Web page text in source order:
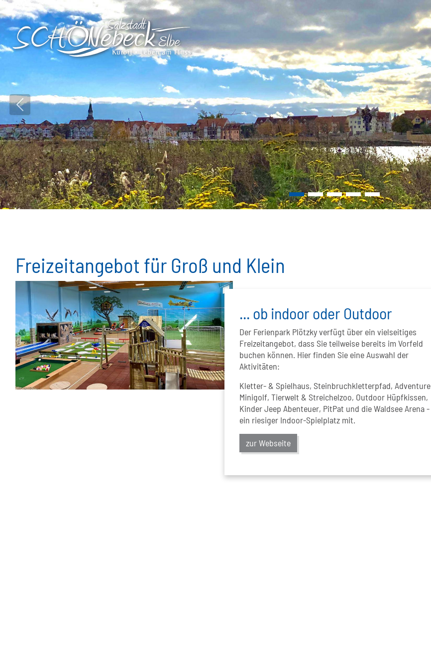
Vorheriges Bild
Freizeitangebot für Groß und Klein
... ob indoor oder Outdoor
Der Ferienpark Plötzky verfügt über ein vielseitiges
Freizeitangebot, dass Sie teilweise bereits im Vorfeld
buchen können. Hier finden Sie eine Auswahl der
Aktivitäten:
Kletter- & Spielhaus, Steinbruchkletterpfad, Adventure
Minigolf, Tierwelt & Streichelzoo, Outdoor Hüpfkissen,
Kinder Jeep Abenteuer, PitPat und die Waldsee Arena -
ein riesiger Indoor-Spielplatz mit.
zur Webseite